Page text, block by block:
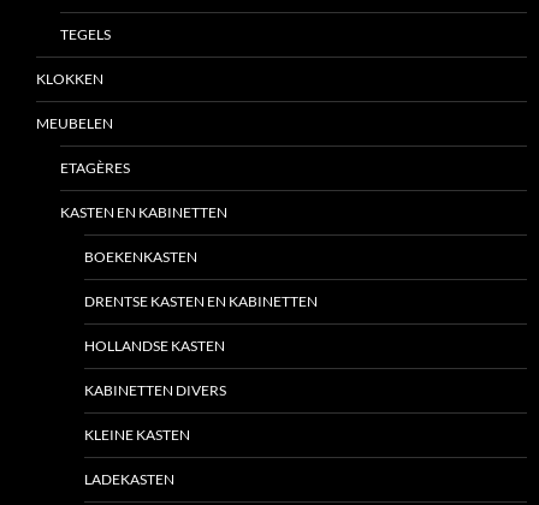
TEGELS
KLOKKEN
MEUBELEN
ETAGÈRES
KASTEN EN KABINETTEN
BOEKENKASTEN
DRENTSE KASTEN EN KABINETTEN
HOLLANDSE KASTEN
KABINETTEN DIVERS
KLEINE KASTEN
LADEKASTEN